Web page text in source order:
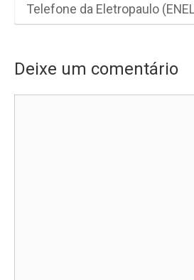
Telefone da Eletropaulo
Deixe um comentário